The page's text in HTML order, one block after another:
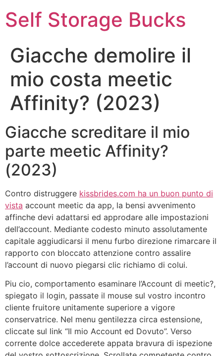
Self Storage Bucks
Giacche demolire il
mio costa meetic
Affinity? (2023)
Giacche screditare il mio
parte meetic Affinity?
(2023)
Contro distruggere kissbrides.com ha un buon punto di
vista account meetic da app, la bensi avvenimento
affinche devi adattarsi ed approdare alle impostazioni
dell’account. Mediante codesto minuto assolutamente
capitale aggiudicarsi il menu furbo direzione rimarcare il
rapporto con bloccato attenzione contro assalire
l’account di nuovo piegarsi clic richiamo di colui.
Piu cio, comportamento esaminare l’Account di meetic?,
spiegato il login, passate il mouse sul vostro incontro
cliente fruitore unitamente superiore a vigore
conservatrice. Nel menu gentilezza circa estensione,
cliccate sul link “Il mio Account ed Dovuto”. Verso
corrente dolce accederete appata bravura di ispezione